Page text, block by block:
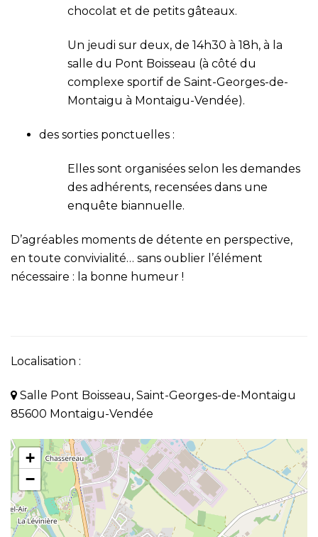
chocolat et de petits gâteaux.
Un jeudi sur deux, de 14h30 à 18h, à la
salle du Pont Boisseau (à côté du
complexe sportif de Saint-Georges-de-
Montaigu à Montaigu-Vendée).
des sorties ponctuelles :
Elles sont organisées selon les demandes
des adhérents, recensées dans une
enquête biannuelle.
D’agréables moments de détente en perspective,
en toute convivialité… sans oublier l’élément
nécessaire : la bonne humeur !
Localisation :
Salle Pont Boisseau, Saint-Georges-de-Montaigu
85600 Montaigu-Vendée
+
−